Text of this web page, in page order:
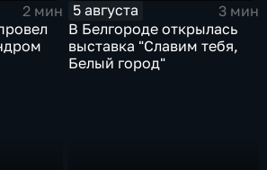
2 мин
5 августа
3 мин
В Белгороде открылась
выставка "Славим тебя,
Белый город"